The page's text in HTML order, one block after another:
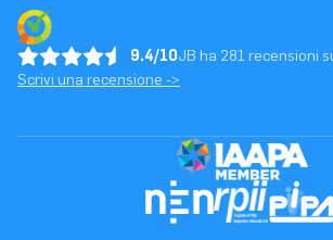
9.4/10JB ha 281 recensioni
Scrivi una recensione ->